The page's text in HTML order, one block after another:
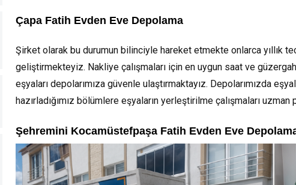
Çapa Fatih Evden Eve Depolama
Şirket olarak bu durumun bilinciyle hareket etmekte onlarca yıllık
geliştirmekteyiz. Nakliye çalışmaları için en uygun saat ve
eşyaları depolarımıza güvenle ulaştırmaktayız. Depolarımızda
hazırladığımız bölümlere eşyaların yerleştirilme çalışmaları
Şehremini Kocamüstefpaşa Fatih Evden Eve